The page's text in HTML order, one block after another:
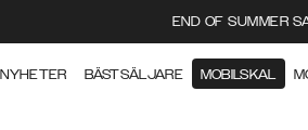
END OF SUMMER
NYHETER BÄSTSÄLJARE MOBILSKAL